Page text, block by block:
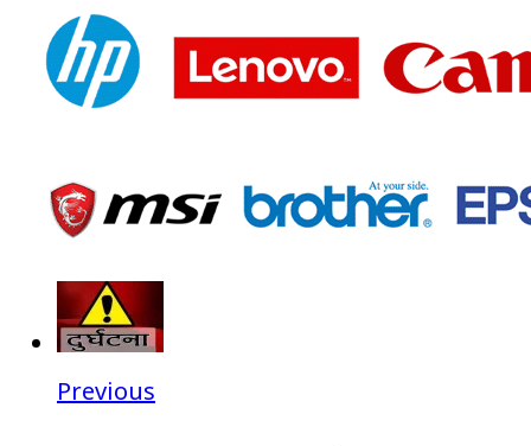
Previous